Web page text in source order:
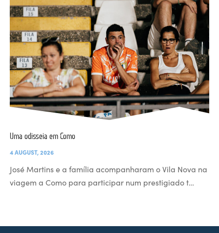
Uma odisseia em Como
4 AUGUST, 2026
José Martins e a família acompanharam o Vila Nova na
viagem a Como para participar num prestigiado t…